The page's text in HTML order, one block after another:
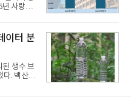
으로, 조
년 사랑나
여가 줄어
생명나눔
근당 천
이오 안
당진공장
이 방식
여를 독
이터 분
된 생수 브
다. 백산수